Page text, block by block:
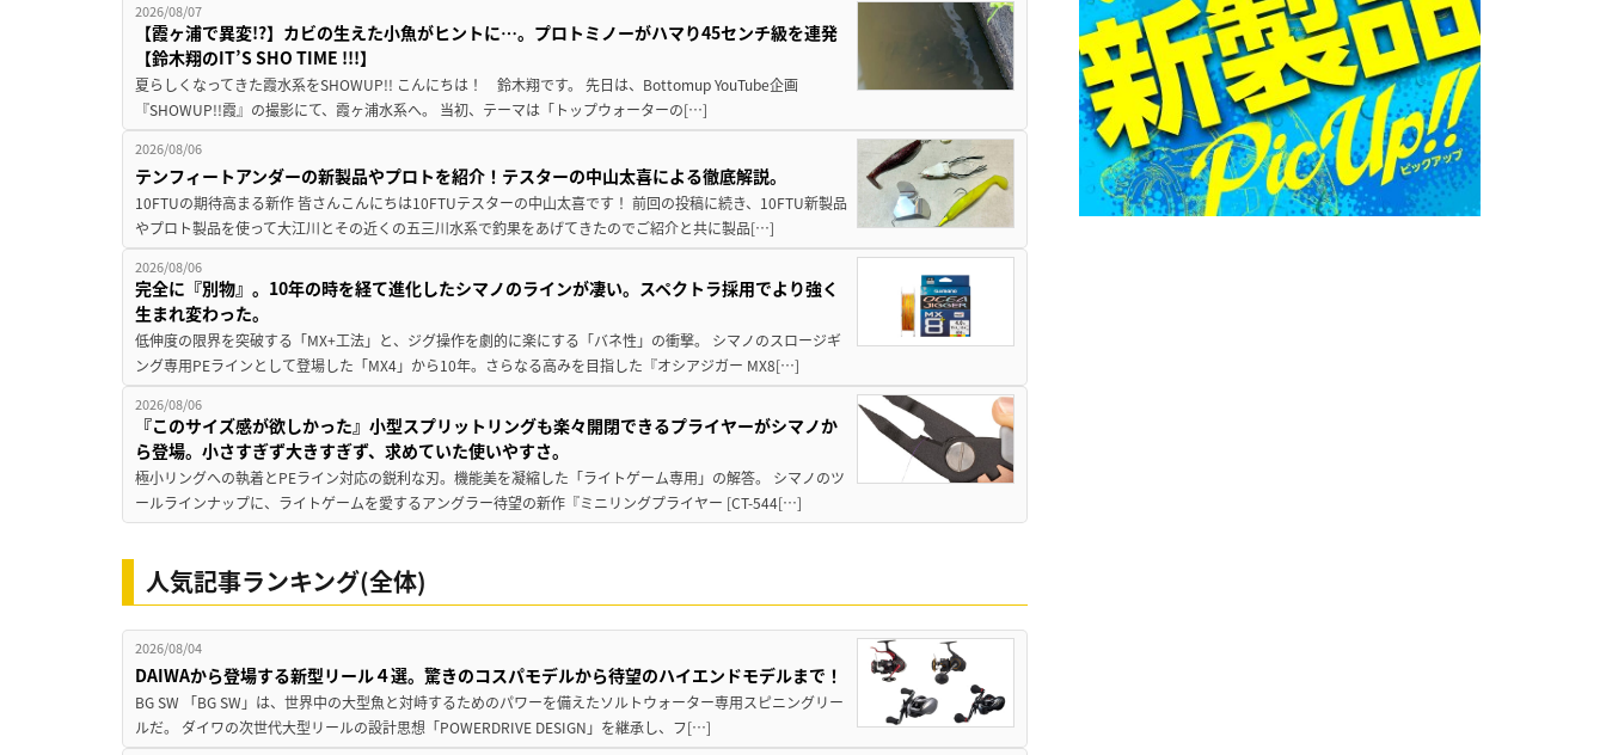
2026/08/07
【霞ヶ浦で異変!?】カビの生えた小魚がヒントに…。プロトミノーがハマり45センチ級を連発
【鈴木翔のIT’S SHO TIME !!!】
夏らしくなってきた霞水系をSHOWUP!! こんにちは！ 鈴木翔です。 先日は、Bottomup YouTube企画
『SHOWUP!!霞』の撮影にて、霞ヶ浦水系へ。 当初、テーマは「トップウォーターの[…]
2026/08/06
テンフィートアンダーの新製品やプロトを紹介！テスターの中山太喜による徹底解説。
10FTUの期待高まる新作 皆さんこんにちは10FTUテスターの中山太喜です！ 前回の投稿に続き、10FTU新製品
やプロト製品を使って大江川とその近くの五三川水系で釣果をあげてきたのでご紹介と共に製品[…]
2026/08/06
完全に『別物』。10年の時を経て進化したシマノのラインが凄い。スペクトラ採用でより強く
生まれ変わった。
低伸度の限界を突破する「MX+工法」と、ジグ操作を劇的に楽にする「バネ性」の衝撃。 シマノのスロージギ
ング専用PEラインとして登場した「MX4」から10年。さらなる高みを目指した『オシアジガー MX8[…]
2026/08/06
『このサイズ感が欲しかった』小型スプリットリングも楽々開閉できるプライヤーがシマノか
ら登場。小さすぎず大きすぎず、求めていた使いやすさ。
極小リングへの執着とPEライン対応の鋭利な刃。機能美を凝縮した「ライトゲーム専用」の解答。 シマノのツ
ールラインナップに、ライトゲームを愛するアングラー待望の新作『ミニリングプライヤー [CT-544[…]
人気記事ランキング(全体)
2026/08/04
DAIWAから登場する新型リール４選。驚きのコスパモデルから待望のハイエンドモデルまで！
BG SW 「BG SW」は、世界中の大型魚と対峙するためのパワーを備えたソルトウォーター専用スピニングリー
ルだ。 ダイワの次世代大型リールの設計思想「POWERDRIVE DESIGN」を継承し、フ[…]